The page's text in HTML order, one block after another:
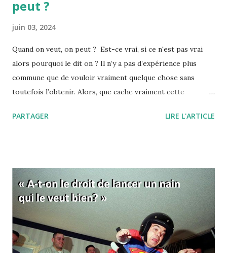
peut ?
juin 03, 2024
Quand on veut, on peut ? Est-ce vrai, si ce n'est pas vrai
alors pourquoi le dit on ? Il n’y a pas d’expérience plus
commune que de vouloir vraiment quelque chose sans
toutefois l’obtenir. Alors, que cache vraiment cette
donner les moyens" ? Pourquoi, quand on veut, on ne peut
volonté… C’est aussi une manière de vous dire que si vous
fournissiez des efforts, eh bien ils s’avèreraient payants.
C’est donc comme si, de la volonté, découlaient forcément
les efforts, et des efforts les résultats. En fait, derrière
cette formule, se cache l’idée que le travail paie
PARTAGER LIRE L'ARTICLE